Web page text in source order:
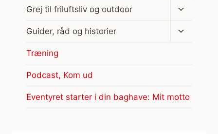
Grej til friluftsliv og outdoor
Skift
Guider, råd og historier
Skift
Træning
Podcast, Kom ud
Eventyret starter i din baghave: Mit motto